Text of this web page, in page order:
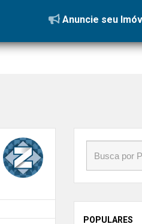
Anuncie seu
POPULARES